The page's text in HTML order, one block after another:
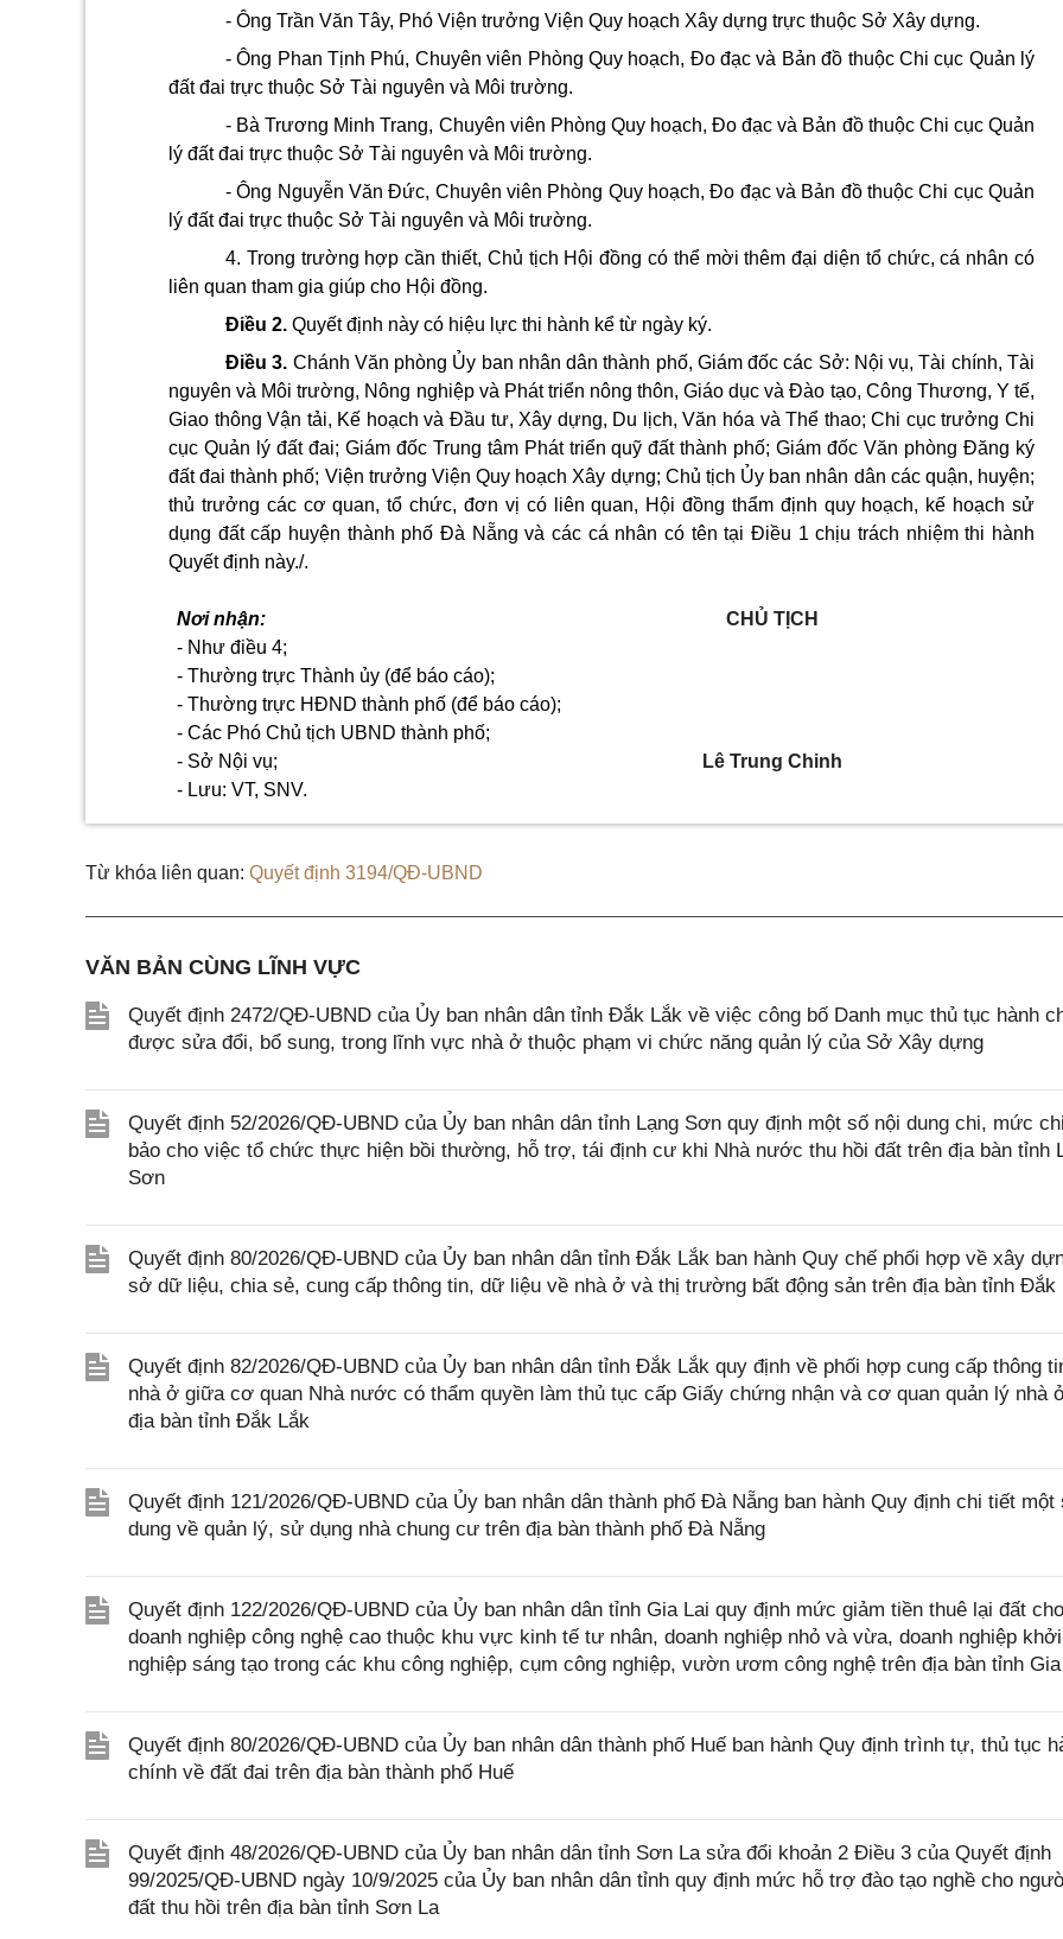
- Ông Trần Văn Tây, Phó Viện trưởng Viện Quy hoạch Xây dựng trực thuộc Sở Xây dựng.
- Ông Phan Tịnh Phú, Chuyên viên Phòng Quy hoạch, Đo đạc và Bản đồ thuộc Chi cục Quản lý
đất đai trực thuộc Sở Tài nguyên và Môi trường.
- Bà Trương Minh Trang, Chuyên viên Phòng Quy hoạch, Đo đạc và Bản đồ thuộc Chi cục Quản
lý đất đai trực thuộc Sở Tài nguyên và Môi trường.
- Ông Nguyễn Văn Đức, Chuyên viên Phòng Quy hoạch, Đo đạc và Bản đồ thuộc Chi cục Quản
lý đất đai trực thuộc Sở Tài nguyên và Môi trường.
4. Trong trường hợp cần thiết, Chủ tịch Hội đồng có thể mời thêm đại diện tổ chức, cá nhân có
liên quan tham gia giúp cho Hội đồng.
Điều 2. Quyết định này có hiệu lực thi hành kể từ ngày ký.
Điều 3. Chánh Văn phòng Ủy ban nhân dân thành phố, Giám đốc các Sở: Nội vụ, Tài chính, Tài
nguyên và Môi trường, Nông nghiệp và Phát triển nông thôn, Giáo dục và Đào tạo, Công Thương, Y tế,
Giao thông Vận tải, Kế hoạch và Đầu tư, Xây dựng, Du lịch, Văn hóa và Thể thao; Chi cục trưởng Chi
cục Quản lý đất đai; Giám đốc Trung tâm Phát triển quỹ đất thành phố; Giám đốc Văn phòng Đăng ký
đất đai thành phố; Viện trưởng Viện Quy hoạch Xây dựng; Chủ tịch Ủy ban nhân dân các quận, huyện;
thủ trưởng các cơ quan, tổ chức, đơn vị có liên quan, Hội đồng thẩm định quy hoạch, kế hoạch sử
dụng đất cấp huyện thành phố Đà Nẵng và các cá nhân có tên tại Điều 1 chịu trách nhiệm thi hành
Quyết định này./.
Nơi nhận:
- Như điều 4;
- Thường trực Thành ủy (để báo cáo);
- Thường trực HĐND thành phố (để báo cáo);
- Các Phó Chủ tịch UBND thành phố;
- Sở Nội vụ;
- Lưu:VT, SNV.
CHỦ TỊCH
Lê Trung Chinh
Từ khóa liên quan: Quyết định 3194/QĐ-UBND
VĂN BẢN CÙNG LĨNH VỰC
Quyết định 2472/QĐ-UBND của Ủy ban nhân dân tỉnh Đắk Lắk về việc công bố Danh mục thủ tục hành
được sửa đổi, bổ sung, trong lĩnh vực nhà ở thuộc phạm vi chức năng quản lý của Sở Xây dựng
Quyết định 52/2026/QĐ-UBND của Ủy ban nhân dân tỉnh Lạng Sơn quy định một số nội dung chi, mức
bảo cho việc tổ chức thực hiện bồi thường, hỗ trợ, tái định cư khi Nhà nước thu hồi đất trên địa bàn tỉnh
Sơn
Quyết định 80/2026/QĐ-UBND của Ủy ban nhân dân tỉnh Đắk Lắk ban hành Quy chế phối hợp về xây
sở dữ liệu, chia sẻ, cung cấp thông tin, dữ liệu về nhà ở và thị trường bất động sản trên địa bàn tỉnh Đắk
Quyết định 82/2026/QĐ-UBND của Ủy ban nhân dân tỉnh Đắk Lắk quy định về phối hợp cung cấp thông
nhà ở giữa cơ quan Nhà nước có thẩm quyền làm thủ tục cấp Giấy chứng nhận và cơ quan quản lý nhà
địa bàn tỉnh Đắk Lắk
Quyết định 121/2026/QĐ-UBND của Ủy ban nhân dân thành phố Đà Nẵng ban hành Quy định chi tiết một
dung về quản lý, sử dụng nhà chung cư trên địa bàn thành phố Đà Nẵng
Quyết định 122/2026/QĐ-UBND của Ủy ban nhân dân tỉnh Gia Lai quy định mức giảm tiền thuê lại đất cho
doanh nghiệp công nghệ cao thuộc khu vực kinh tế tư nhân, doanh nghiệp nhỏ và vừa, doanh nghiệp khởi
nghiệp sáng tạo trong các khu công nghiệp, cụm công nghiệp, vườn ươm công nghệ trên địa bàn tỉnh
Quyết định 80/2026/QĐ-UBND của Ủy ban nhân dân thành phố Huế ban hành Quy định trình tự, thủ tục
chính về đất đai trên địa bàn thành phố Huế
Quyết định 48/2026/QĐ-UBND của Ủy ban nhân dân tỉnh Sơn La sửa đổi khoản 2 Điều 3 của Quyết định
99/2025/QĐ-UBND ngày 10/9/2025 của Ủy ban nhân dân tỉnh quy định mức hỗ trợ đào tạo nghề cho
đất thu hồi trên địa bàn tỉnh Sơn La